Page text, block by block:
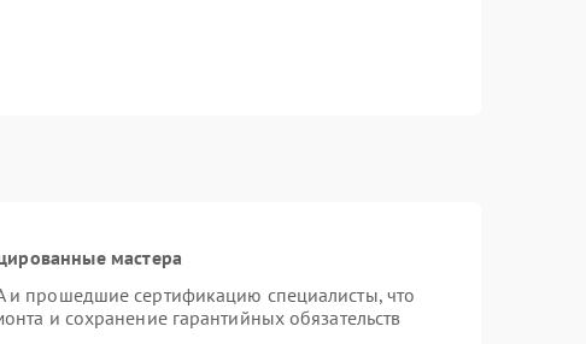
мастера
и прошедшие сертификацию специалисты, что
и сохранение гарантийных обязательств